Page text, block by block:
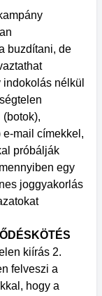
buzdítani, de
nélkül
mail címekkel,
próbálják
egy
joggyakorlás
kiírás 2.
felveszi a
hogy a